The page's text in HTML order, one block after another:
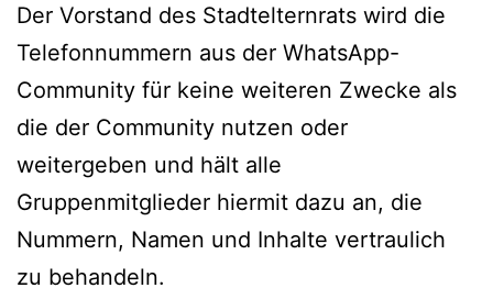
Der Vorstand des Stadtelternrats wird die
Telefonnummern aus der WhatsApp-
Community für keine weiteren Zwecke als
die der Community nutzen oder
weitergeben und hält alle
Gruppenmitglieder hiermit dazu an, die
Nummern, Namen und Inhalte vertraulich
zu behandeln.